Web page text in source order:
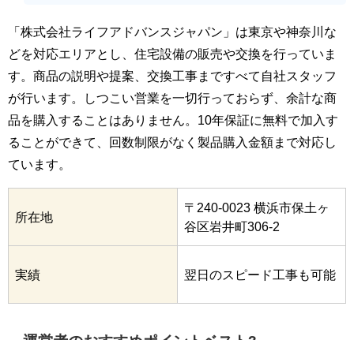
「株式会社ライフアドバンスジャパン」は東京や神奈川な
どを対応エリアとし、住宅設備の販売や交換を行っていま
す。商品の説明や提案、交換工事まですべて自社スタッフ
が行います。しつこい営業を一切行っておらず、余計な商
品を購入することはありません。10年保証に無料で加入す
ることができて、回数制限がなく製品購入金額まで対応し
ています。
所在地
〒240-0023 横浜市保土ヶ
谷区岩井町306-2
実績 翌日のスピード工事も可能